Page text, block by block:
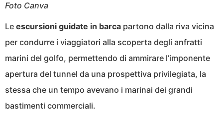
Foto Canva
Le escursioni guidate in barca partono dalla riva vicina
per condurre i viaggiatori alla scoperta degli anfratti
marini del golfo, permettendo di ammirare l’imponente
apertura del tunnel da una prospettiva privilegiata, la
stessa che un tempo avevano i marinai dei grandi
bastimenti commerciali.